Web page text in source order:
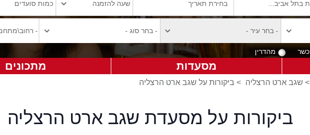
כשר מהדרין
מסעדות מתכונים
> שגב ארט הרצליה > ביקורות על שגב ארט הרצליה
ביקורות על מסעדת שגב ארט הרצליה